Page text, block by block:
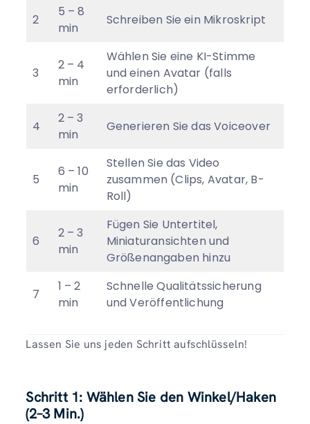
2
5 – 8
min
Schreiben Sie ein Mikroskript
3
2 – 4
min
Wählen Sie eine KI-Stimme
und einen Avatar (falls
erforderlich)
4
2 – 3
min
Generieren Sie das Voiceover
5
6 – 10
min
Stellen Sie das Video
zusammen (Clips, Avatar, B-
Roll)
6
2 – 3
min
Fügen Sie Untertitel,
Miniaturansichten und
Größenangaben hinzu
7
1 – 2
min
Schnelle Qualitätssicherung
und Veröffentlichung
Lassen Sie uns jeden Schritt aufschlüsseln!
Schritt 1: Wählen Sie den Winkel/Haken
(2–3 Min.)